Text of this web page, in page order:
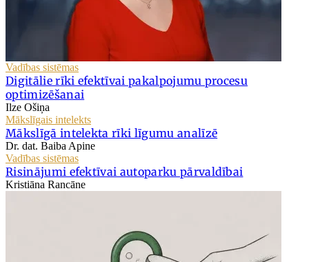
Vadības sistēmas
Digitālie rīki efektīvai pakalpojumu procesu
optimizēšanai
Ilze Ošiņa
Mākslīgais intelekts
Mākslīgā intelekta rīki līgumu analīzē
Dr. dat. Baiba Apine
Vadības sistēmas
Risinājumi efektīvai autoparku pārvaldībai
Kristiāna Rancāne